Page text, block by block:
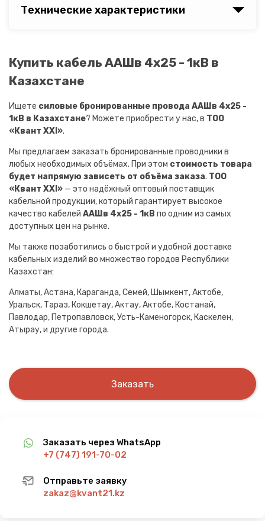
Технические характеристики
Купить кабель ААШв 4х25 - 1кВ в
Казахстане
Ищете силовые бронированные провода ААШв 4х25 -
1кВ в Казахстане? Можете приобрести у нас, в ТОО
«Квант XXI».
Мы предлагаем заказать бронированные проводники в
любых необходимых объёмах. При этом стоимость товара
будет напрямую зависеть от объёма заказа. ТОО
«Квант XXI» — это надёжный оптовый поставщик
кабельной продукции, который гарантирует высокое
качество кабелей ААШв 4х25 - 1кВ по одним из самых
доступных цен на рынке.
Мы также позаботились о быстрой и удобной доставке
кабельных изделий во множество городов Республики
Казахстан:
Алматы, Астана, Караганда, Семей, Шымкент, Актобе,
Уральск, Тараз, Кокшетау, Актау, Актобе, Костанай,
Павлодар, Петропавловск, Усть-Каменогорск, Каскелен,
Атырау, и другие города.
Заказать
Заказать через WhatsApp
+7 (747) 191-70-02
Отправьте заявку
zakaz@kvant21.kz